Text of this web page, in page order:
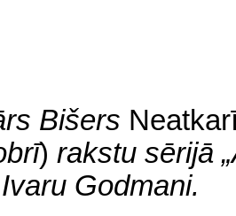
Bišers
) rakstu sērijā
Godmani.